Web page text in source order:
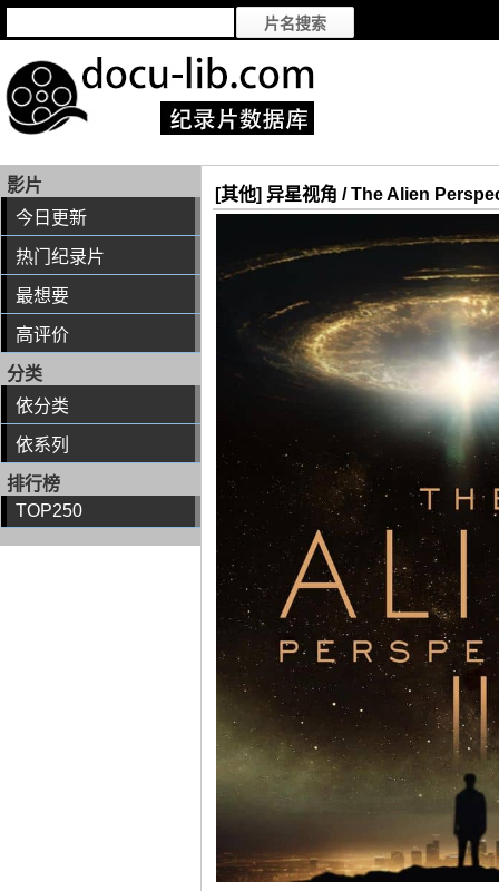
影片
今日更新
热门纪录片
最想要
高评价
分类
依分类
依系列
排行榜
TOP250
[其他] 异星视角 / The Alien